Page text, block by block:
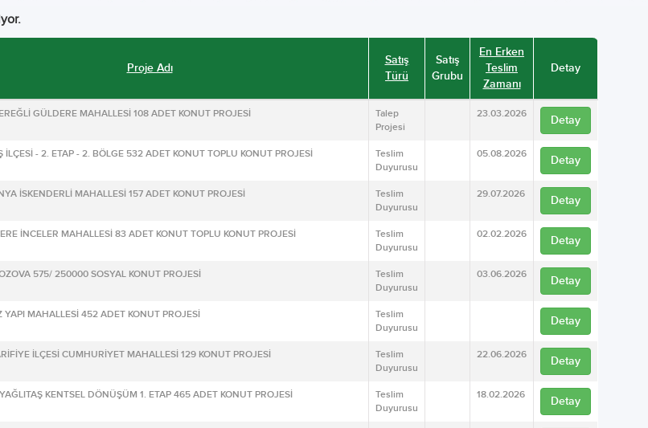
Proje Adı
Satış
Türü
Satış
Grubu
En Erken
Teslim
Zamanı
Detay
GÜLDERE MAHALLESİ 108 ADET KONUT PROJESİ
Talep
Projesi
23.03.2026 Detay
İLÇESİ - 2. ETAP - 2. BÖLGE 532 ADET KONUT TOPLU KONUT PROJESİ
Teslim
Duyurusu
05.08.2026 Detay
İSKENDERLİ MAHALLESİ 157 ADET KONUT PROJESİ
Teslim
Duyurusu
29.07.2026 Detay
İNCELER MAHALLESİ 83 ADET KONUT TOPLU KONUT PROJESİ
Teslim
Duyurusu
02.02.2026 Detay
575/ 250000 SOSYAL KONUT PROJESİ
Teslim
Duyurusu
03.06.2026 Detay
YAPI MAHALLESİ 452 ADET KONUT PROJESİ
Teslim
Duyurusu
Detay
İLÇESİ CUMHURİYET MAHALLESİ 129 KONUT PROJESİ
Teslim
Duyurusu
22.06.2026 Detay
KENTSEL DÖNÜŞÜM 1. ETAP 465 ADET KONUT PROJESİ
Teslim
Duyurusu
18.02.2026 Detay